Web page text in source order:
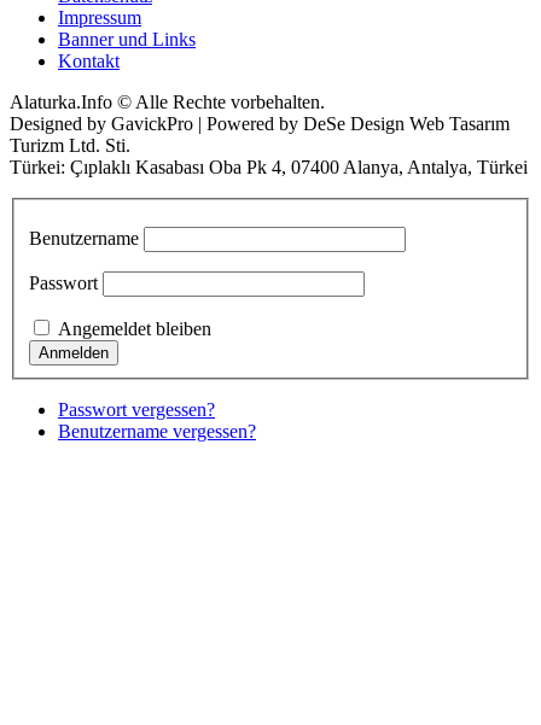
Impressum
Banner und Links
Kontakt
Alaturka.Info © Alle Rechte vorbehalten.
Designed by GavickPro | Powered by DeSe Design Web Tasarım
Turizm Ltd. Sti.
Türkei: Çıplaklı Kasabası Oba Pk 4, 07400 Alanya, Antalya, Türkei
Benutzername
Passwort
Angemeldet bleiben
Passwort vergessen?
Benutzername vergessen?